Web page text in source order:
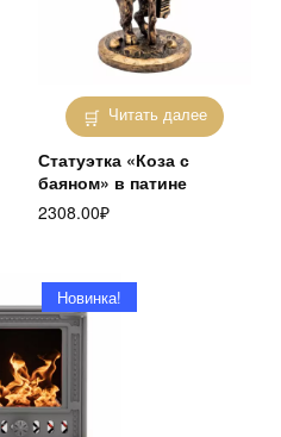
Читать далее
Статуэтка «Коза с
баяном» в патине
2308.00₽
Новинка!